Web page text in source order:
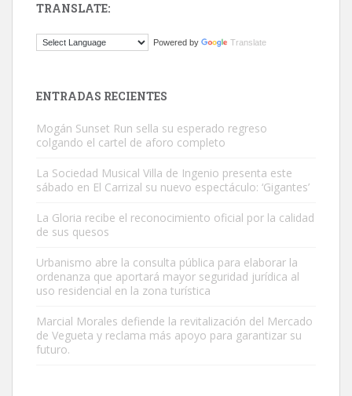
El ayuntamiento se va a llevar a Los Gatos callejeros de la zona los
Este gato macho ha aparecido en la calle hace menos de un mes,
Leales.org » Gran Canaria | 9.7.2025
TRANSLATE:
Powered by Translate
ENTRADAS RECIENTES
Mogán Sunset Run sella su esperado regreso
colgando el cartel de aforo completo
La Sociedad Musical Villa de Ingenio presenta este
sábado en El Carrizal su nuevo espectáculo: ‘Gigantes’
La Gloria recibe el reconocimiento oficial por la calidad
de sus quesos
Urbanismo abre la consulta pública para elaborar la
ordenanza que aportará mayor seguridad jurídica al
uso residencial en la zona turística
Marcial Morales defiende la revitalización del Mercado
de Vegueta y reclama más apoyo para garantizar su
futuro.